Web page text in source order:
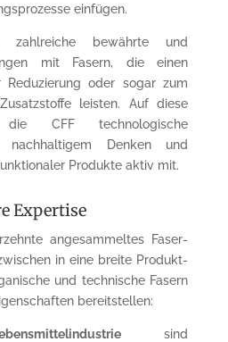
einfügen.
zahlreiche bewährte und
mit Fasern, die einen
oder sogar zum
leisten. Auf diese
CFF technologische
nachhaltigem Denken und
Produkte aktiv mit.
Expertise
angesammeltes Faser-
in eine breite Produkt-
und technische Fasern
bereitstellen:
sind